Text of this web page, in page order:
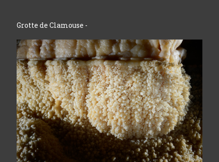
Grotte de Clamouse -